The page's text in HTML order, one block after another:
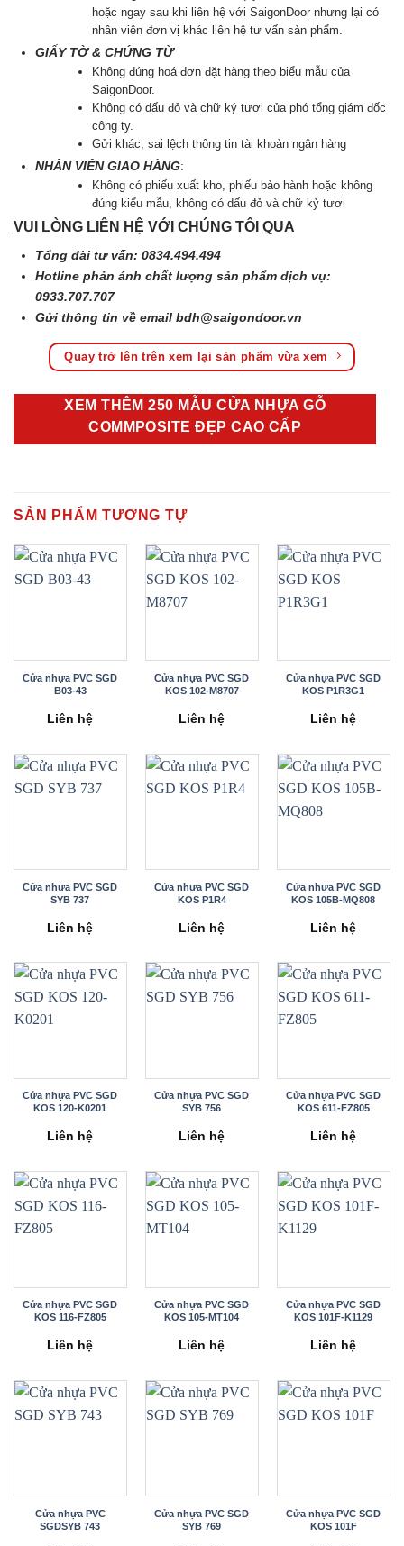
hoặc ngay sau khi liên hệ với SaigonDoor nhưng lại có
nhân viên đơn vị khác liên hệ tư vấn sản phẩm.
GIẤY TỜ & CHỨNG TỪ
Không đúng hoá đơn đặt hàng theo biểu mẫu của
SaigonDoor.
Không có dấu đỏ và chữ ký tươi của phó tổng giám đốc
công ty.
Gửi khác, sai lệch thông tin tài khoản ngân hàng
NHÂN VIÊN GIAO HÀNG:
Không có phiếu xuất kho, phiếu bảo hành hoặc không
đúng kiểu mẫu, không có dấu đỏ và chữ kỷ tươi
VUI LÒNG LIÊN HỆ VỚI CHÚNG TÔI QUA
Tổng đài tư vấn: 0834.494.494
Hotline phản ánh chất lượng sản phẩm dịch vụ:
0933.707.707
Gửi thông tin về emailbdh@saigondoor.vn
Quay trở lên trên xem lại sản phẩm vừa xem
XEM THÊM 250 MẪU CỬA NHỰA GỖ
COMMPOSITE ĐẸP CAO CẤP
SẢN PHẨM TƯƠNG TỰ
Cửa nhựa PVC SGD
B03-43
Liên hệ
Cửa nhựa PVC SGD
KOS 102-M8707
Liên hệ
Cửa nhựa PVC SGD
KOS P1R3G1
Liên hệ
Cửa nhựa PVC SGD
SYB 737
Liên hệ
Cửa nhựa PVC SGD
KOS P1R4
Liên hệ
Cửa nhựa PVC SGD
KOS 105B-MQ808
Liên hệ
Cửa nhựa PVC SGD
KOS 120-K0201
Liên hệ
Cửa nhựa PVC SGD
SYB 756
Liên hệ
Cửa nhựa PVC SGD
KOS 611-FZ805
Liên hệ
Cửa nhựa PVC SGD
KOS 116-FZ805
Liên hệ
Cửa nhựa PVC SGD
KOS 105-MT104
Liên hệ
Cửa nhựa PVC SGD
KOS 101F-K1129
Liên hệ
Cửa nhựa PVC
SGDSYB 743
Cửa nhựa PVC SGD
SYB 769
Cửa nhựa PVC SGD
KOS 101F